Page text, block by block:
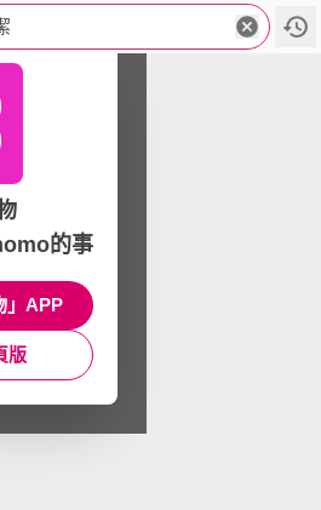
的事
」APP
版